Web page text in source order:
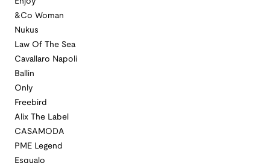
Enjoy
&Co Woman
Nukus
Law Of The Sea
Cavallaro Napoli
Ballin
Only
Freebird
Alix The Label
CASAMODA
PME Legend
Esqualo